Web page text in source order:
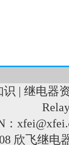
识 | 继电器
：
欣飞继电